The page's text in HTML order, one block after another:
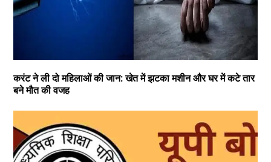
करंट ने ली दो महिलाओं की जान: खेत में झटका मशीन और घर में कटे तार
बने मौत की वजह